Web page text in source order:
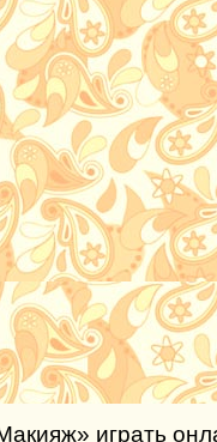
играть